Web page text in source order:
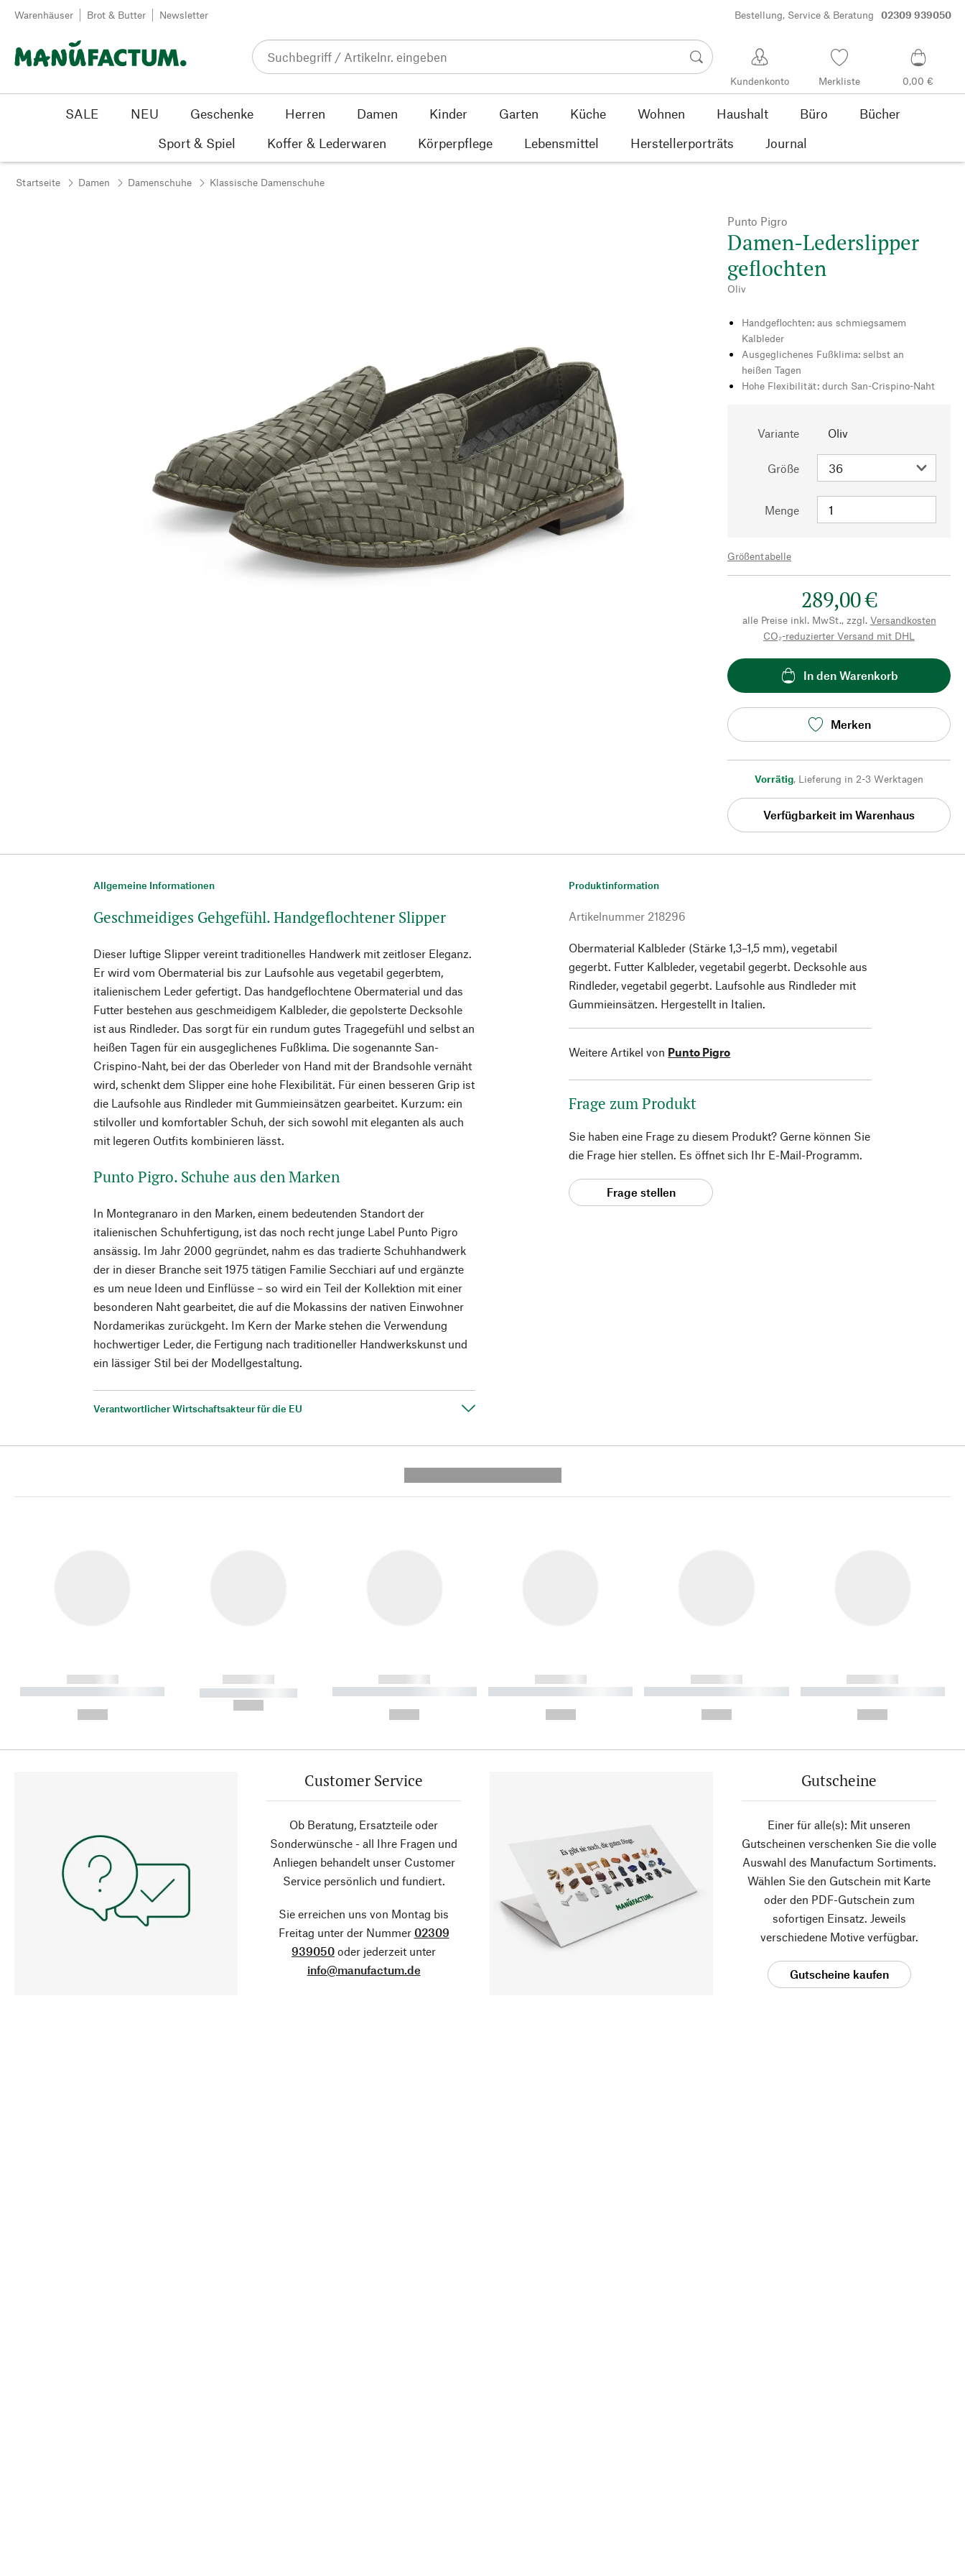
Zum Inhalt springen
Warenhäuser Brot & Butter Newsletter Bestellung, Service & Beratung 02309 939050
Kundenkonto Merkliste 0,00 €
SALE NEU Geschenke Herren Damen Kinder Garten Küche Wohnen Haushalt Büro
Bücher
Sport & Spiel
Koffer & Lederwaren Körperpflege Lebensmittel Herstellerporträts Journal
Startseite Damen Damenschuhe Klassische Damenschuhe
Punto Pigro
Damen-Lederslipper
geflochten
Oliv
Handgeflochten: aus schmiegsamem
Kalbleder
Ausgeglichenes Fußklima: selbst an
heißen Tagen
Hohe Flexibilität: durch San-Crispino-Naht
Variante Oliv
Größe
Menge
Größentabelle
289,00 €
alle Preise inkl. MwSt., zzgl. Versandkosten
CO₂-reduzierter Versand mit DHL
In den Warenkorb
Merken
Vorrätig, Lieferung in 2-3 Werktagen
Verfügbarkeit im Warenhaus
Allgemeine Informationen
Geschmeidiges Gehgefühl. Handgeflochtener Slipper
Dieser luftige Slipper vereint traditionelles Handwerk mit zeitloser Eleganz.
Er wird vom Obermaterial bis zur Laufsohle aus vegetabil gegerbtem,
italienischem Leder gefertigt. Das handgeflochtene Obermaterial und das
Futter bestehen aus geschmeidigem Kalbleder, die gepolsterte Decksohle
ist aus Rindleder. Das sorgt für ein rundum gutes Tragegefühl und selbst an
heißen Tagen für ein ausgeglichenes Fußklima. Die sogenannte San-
Crispino-Naht, bei der das Oberleder von Hand mit der Brandsohle vernäht
wird, schenkt dem Slipper eine hohe Flexibilität. Für einen besseren Grip ist
die Laufsohle aus Rindleder mit Gummieinsätzen gearbeitet. Kurzum: ein
stilvoller und komfortabler Schuh, der sich sowohl mit eleganten als auch
mit legeren Outfits kombinieren lässt.
Punto Pigro. Schuhe aus den Marken
In Montegranaro in den Marken, einem bedeutenden Standort der
italienischen Schuhfertigung, ist das noch recht junge Label Punto Pigro
ansässig. Im Jahr 2000 gegründet, nahm es das tradierte Schuhhandwerk
der in dieser Branche seit 1975 tätigen Familie Secchiari auf und ergänzte
es um neue Ideen und Einflüsse – so wird ein Teil der Kollektion mit einer
besonderen Naht gearbeitet, die auf die Mokassins der nativen Einwohner
Nordamerikas zurückgeht. Im Kern der Marke stehen die Verwendung
hochwertiger Leder, die Fertigung nach traditioneller Handwerkskunst und
ein lässiger Stil bei der Modellgestaltung.
Verantwortlicher Wirtschaftsakteur für die EU
Produktinformation
Artikelnummer 218296
Obermaterial Kalbleder (Stärke 1,3–1,5 mm), vegetabil
gegerbt. Futter Kalbleder, vegetabil gegerbt. Decksohle aus
Rindleder, vegetabil gegerbt. Laufsohle aus Rindleder mit
Gummieinsätzen. Hergestellt in Italien.
Weitere Artikel von Punto Pigro
Frage zum Produkt
Sie haben eine Frage zu diesem Produkt? Gerne können Sie
die Frage hier stellen. Es öffnet sich Ihr E-Mail-Programm.
Frage stellen
------------
----------- ----------- ----------
------------
----------- -----------
------------
----------- ----------- ----------
------------
----------- ----------- ----------
------------
----------- ----------- ----------
------------
----------- ----------- ----------
Customer Service
Ob Beratung, Ersatzteile oder
Sonderwünsche - all Ihre Fragen und
Anliegen behandelt unser Customer
Service persönlich und fundiert.
Sie erreichen uns von Montag bis
Freitag unter der Nummer 02309
939050 oder jederzeit unter
info@manufactum.de
Gutscheine
Einer für alle(s): Mit unseren
Gutscheinen verschenken Sie die volle
Auswahl des Manufactum Sortiments.
Wählen Sie den Gutschein mit Karte
oder den PDF-Gutschein zum
sofortigen Einsatz. Jeweils
verschiedene Motive verfügbar.
Gutscheine kaufen